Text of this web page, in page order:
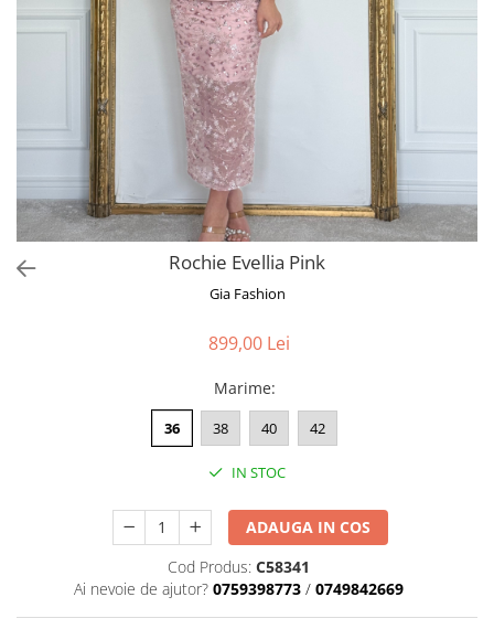
Bluze
Veste
Sacouri
Tricouri
Traditional
Rochie Evellia Pink
Gia Fashion
899,00 Lei
Marime:
36 38 40 42
IN STOC
ADAUGA IN COS
Cod Produs: C58341
Ai nevoie de ajutor? 0759398773 / 0749842669